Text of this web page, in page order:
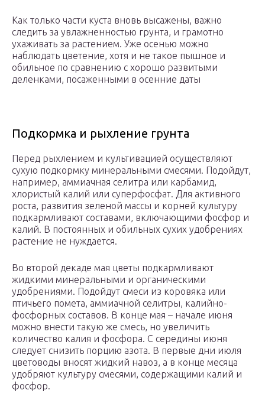
Как только части куста вновь высажены, важно
следить за увлажненностью грунта, и грамотно
ухаживать за растением. Уже осенью можно
наблюдать цветение, хотя и не такое пышное и
обильное по сравнению с хорошо развитыми
деленками, посаженными в осенние даты
Подкормка и рыхление грунта
Перед рыхлением и культивацией осуществляют
сухую подкормку минеральными смесями. Подойдут,
например, аммиачная селитра или карбамид,
хлористый калий или суперфосфат. Для активного
роста, развития зеленой массы и корней культуру
подкармливают составами, включающими фосфор и
калий. В постоянных и обильных сухих удобрениях
растение не нуждается.
Во второй декаде мая цветы подкармливают
жидкими минеральными и органическими
удобрениями. Подойдут смеси из коровяка или
птичьего помета, аммиачной селитры, калийно-
фосфорных составов. В конце мая – начале июня
можно внести такую же смесь, но увеличить
количество калия и фосфора. С середины июня
следует снизить порцию азота. В первые дни июля
цветоводы вносят жидкий навоз, а в конце месяца
удобряют культуру смесями, содержащими калий и
фосфор.